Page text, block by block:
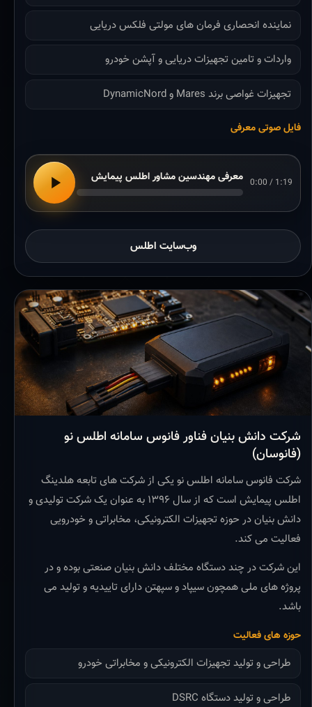
نماینده انحصاری فرمان های مولتی فلکس دریایی
واردات و تامین تجهیزات دریایی و آپشن خودرو
تجهیزات غواصی برند Mares و DynamicNord
فایل صوتی معرفی
0:00 / 1:19 معرفی مهندسین مشاور اطلس پیمایش
وب‌سایت اطلس
شرکت دانش بنیان فناور فانوس سامانه اطلس نو
(فانوسان)
شرکت فانوس سامانه اطلس نو یکی از شرکت های تابعه هلدینگ
اطلس پیمایش است که از سال ۱۳۹۶ به عنوان یک شرکت تولیدی و
دانش بنیان در حوزه تجهیزات الکترونیکی، مخابراتی و خودرویی
فعالیت می کند.
این شرکت در چند دستگاه مختلف دانش بنیان صنعتی بوده و در
پروژه های ملی همچون سیپاد و سپهتن دارای تاییدیه و تولید می
باشد.
حوزه های فعالیت
طراحی و تولید تجهیزات الکترونیکی و مخابراتی خودرو
طراحی و تولید دستگاه DSRC